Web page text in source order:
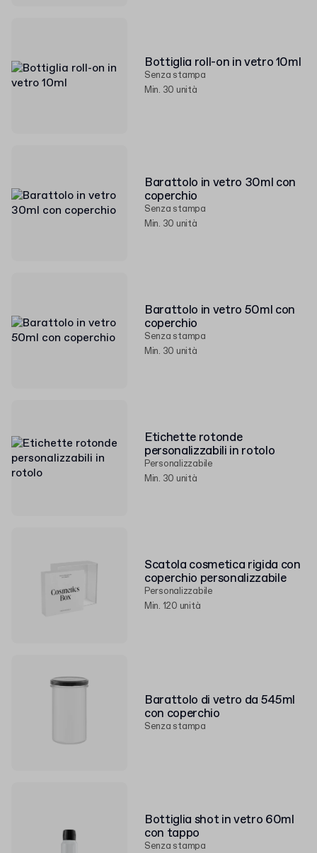
Bottiglia roll-on in vetro 10ml
Senza stampa
Min. 30 unità
Barattolo in vetro 30ml con
coperchio
Senza stampa
Min. 30 unità
Barattolo in vetro 50ml con
coperchio
Senza stampa
Min. 30 unità
Etichette rotonde
personalizzabili in rotolo
Personalizzabile
Min. 30 unità
Scatola cosmetica rigida con
coperchio personalizzabile
Personalizzabile
Min. 120 unità
Barattolo di vetro da 545ml
con coperchio
Senza stampa
Bottiglia shot in vetro 60ml
con tappo
Senza stampa